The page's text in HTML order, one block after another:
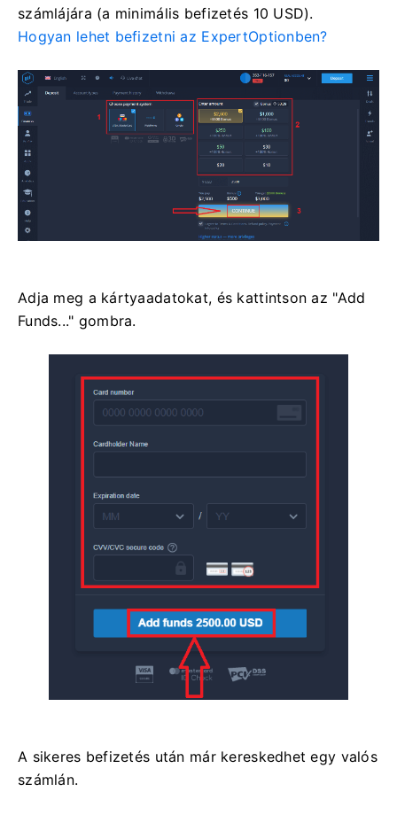
számlájára (a minimális befizetés 10 USD).
Hogyan lehet befizetni az ExpertOptionben?
Adja meg a kártyaadatokat, és kattintson az "Add
Funds..." gombra.
A sikeres befizetés után már kereskedhet egy valós
számlán.